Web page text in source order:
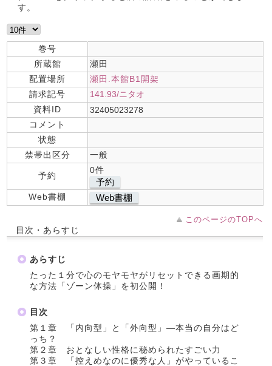
す。
巻号
所蔵館
瀬田
配置場所
瀬田.本館B1開架
請求記号
141.93/ニタオ
資料ID
32405023278
コメント
状態
禁帯出区分
一般
予約
0件
予約
Web書棚 Web書棚
このページのTOPへ
目次・あらすじ
あらすじ
たった１分で心のモヤモヤがリセットできる画期的
な方法「ゾーン体操」を初公開！
目次
第１章 「内向型」と「外向型」―本当の自分はど
っち？
第２章 おとなしい性格に秘められたすごい力
第３章 「控えめなのに優秀な人」がやっているこ